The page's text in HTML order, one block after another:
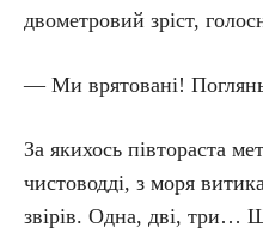
двометровий зріст,
— Ми врятовані!
За якихось півтораста
чистоводді, з моря
звірів. Одна, дві, три…